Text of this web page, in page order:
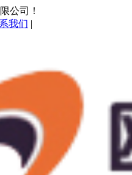
公司！
我们 |